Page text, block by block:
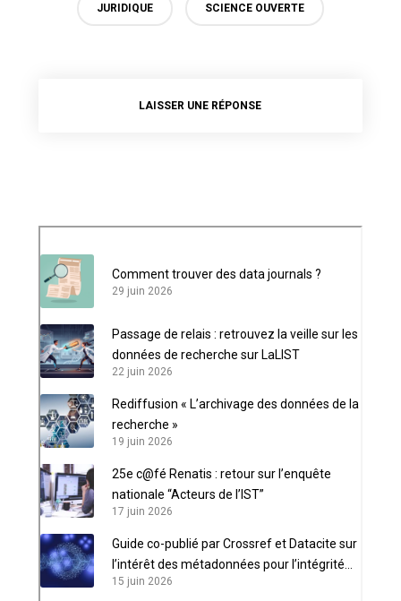
JURIDIQUE SCIENCE OUVERTE
LAISSER UNE RÉPONSE
Comment trouver des data journals ?
29 juin 2026
Passage de relais : retrouvez la veille sur les
données de recherche sur LaLIST
22 juin 2026
Rediffusion « L’archivage des données de la
recherche »
19 juin 2026
25e c@fé Renatis : retour sur l’enquête
nationale “Acteurs de l’IST”
17 juin 2026
Guide co-publié par Crossref et Datacite sur
l’intérêt des métadonnées pour l’intégrité
scientifique
15 juin 2026